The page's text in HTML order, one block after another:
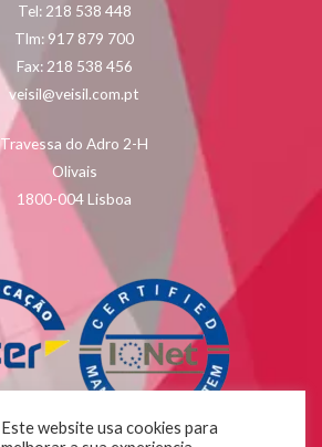
Tel: 218 538 448
Tlm: 917 879 700
Fax: 218 538 456
veisil@veisil.com.pt
Travessa do Adro 2-H
Olivais
1800-004 Lisboa
Este website usa cookies para